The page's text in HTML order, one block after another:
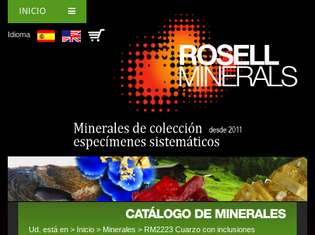
INICIO
Idioma
Ud. está en > Inicio > Minerales > RM2223 Cuarzo con inclusiones